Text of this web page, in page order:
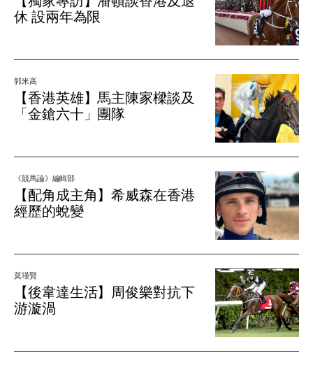
休 設兩年為限
郭米高
【香港英雄】馬主陳家樑談及
「金鎗六十」團隊
《競馬論》編輯部
【配角成主角】希威森在香港
經歷的蛻變
莫瑾賢
【後韋達生活】周俊樂對抗下
游漩渦